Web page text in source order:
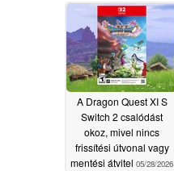
A Dragon Quest XI S
Switch 2 csalódást
okoz, mivel nincs
frissítési útvonal vagy
mentési átvitel 05/28/2026